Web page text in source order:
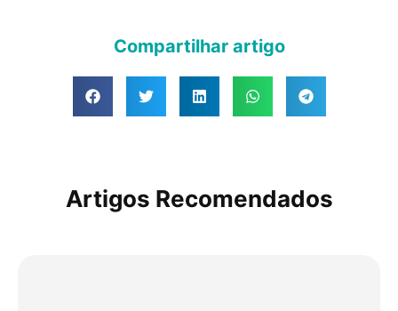
Compartilhar artigo
Artigos Recomendados